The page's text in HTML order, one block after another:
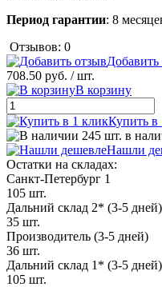
Период гарантии: 8
Отзывов: 0
Добавить
708.50 руб. / шт.
В корзину
Купить в
245 шт. в
Нашли
Остатки на складах:
Санкт-Петербург 1
105 шт.
Дальний склад 2* (3-5 дней)
35 шт.
Производитель (3-5 дней)
36 шт.
Дальний склад 1* (3-5 дней)
105 шт.